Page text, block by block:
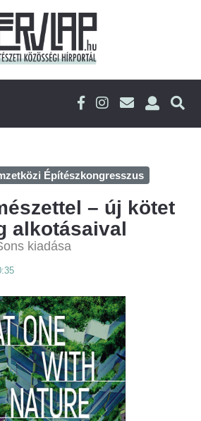
Építészkongresszus
– új kötet
alkotásaival
kiadása